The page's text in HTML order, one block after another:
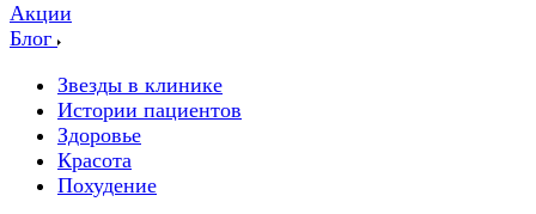
Акции
Блог
Звезды в клинике
Истории пациентов
Здоровье
Красота
Похудение